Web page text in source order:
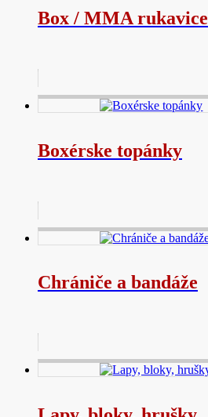
Box / MMA rukavice
Boxérske topánky
Chrániče a bandáže